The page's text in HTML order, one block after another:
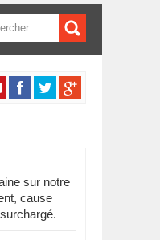
DE
sur notre
cause